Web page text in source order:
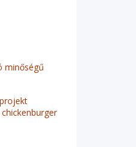
minőségű